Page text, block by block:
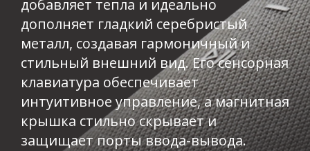
добавляет тепла и идеально
дополняет гладкий серебристый
металл, создавая гармоничный и
стильный внешний вид. Его сенсорная
клавиатура обеспечивает
интуитивное управление, а магнитная
крышка стильно скрывает и
защищает порты ввода-вывода.​